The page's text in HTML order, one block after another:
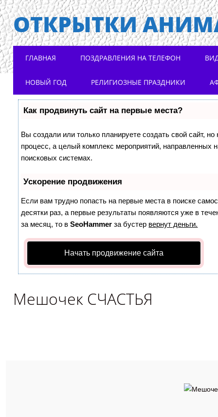
ОТКРЫТКИ
Main menu
ГЛАВНАЯ ПОЗДРАВЛЕНИЯ НА ТЕЛЕФОН
НОВЫЙ ГОД РЕЛИГИОЗНЫЕ ПРАЗДНИКИ
Как продвинуть сайт на первые места?
Вы создали или только планируете создать свой сайт,
процесс, а целый комплекс мероприятий, направленных
поисковых системах.
Ускорение продвижения
Если вам трудно попасть на первые места в поиске
десятки раз, а первые результаты появляются уже в
за месяц, то вSeoHammer за бустер вернут деньги.
Начать продвижение сайта
Мешочек СЧАСТЬЯ